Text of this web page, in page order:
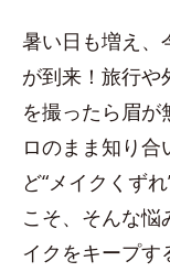
暑い日も増え、
が到来！旅行や
を撮ったら眉が
ロのまま知り
ど“メイクくず
こそ、そんな悩
イクをキープす